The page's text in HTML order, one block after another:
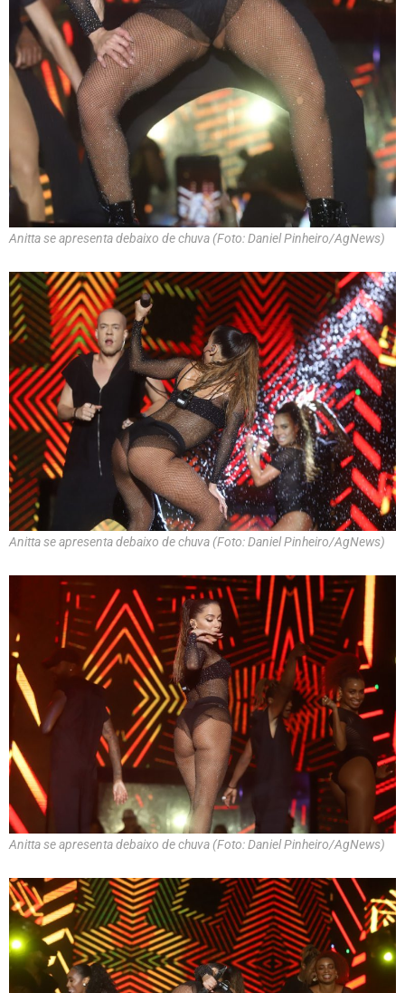
Anitta se apresenta debaixo de chuva (Foto: Daniel Pinheiro/AgNews)
Anitta se apresenta debaixo de chuva (Foto: Daniel Pinheiro/AgNews)
Anitta se apresenta debaixo de chuva (Foto: Daniel Pinheiro/AgNews)